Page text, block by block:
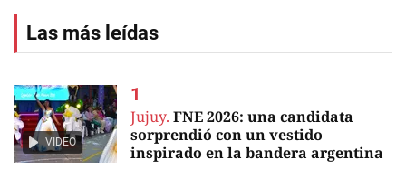
Las más leídas
VIDEO
Jujuy. FNE 2026: una candidata
sorprendió con un vestido
inspirado en la bandera argentina